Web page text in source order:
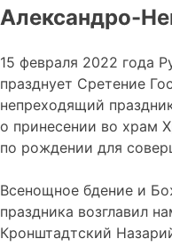
Александро-
15 февраля 2022 года
празднует Сретение
непреходящий
о принесении во храм
по рождении для
Всенощное бдение и
праздника возглавил
Кронштадтский